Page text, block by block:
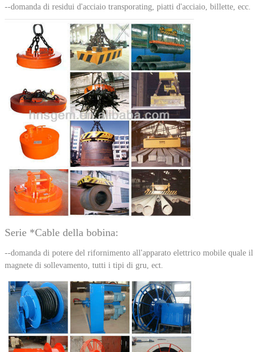
--domanda di residui d'acciaio transporating, piatti d'acciaio, billette, ecc.
Serie *Cable della bobina:
--domanda di potere del rifornimento all'apparato elettrico mobile quale il
magnete di sollevamento, tutti i tipi di gru, ect.